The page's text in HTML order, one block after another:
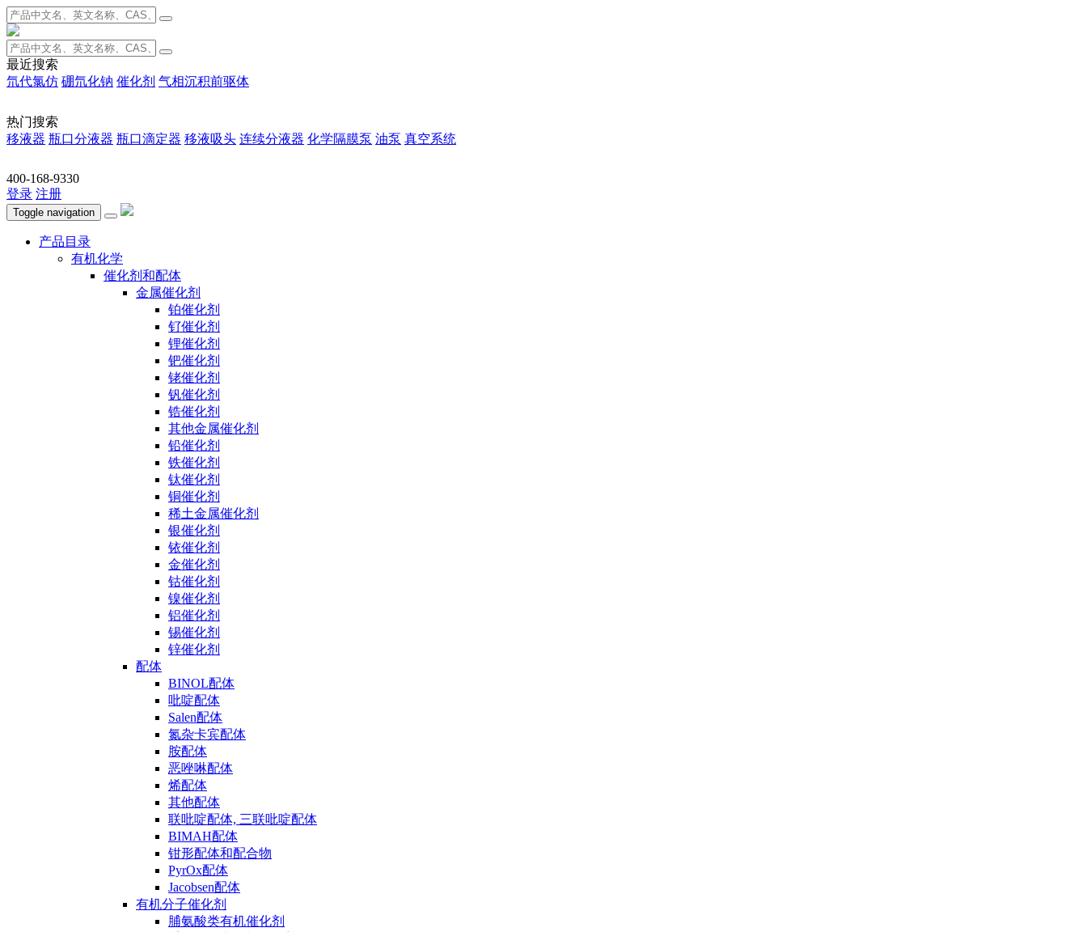
最近搜索
氘代氯仿 硼氘化钠 催化剂 气相沉积前驱体
热门搜索
移液器 瓶口分液器 瓶口滴定器 移液吸头 连续分液器 化学隔膜泵 油泵 真空系统
400-168-9330
登录 注册
Toggle navigation
产品目录
有机化学
催化剂和配体
金属催化剂
铂催化剂
钌催化剂
锂催化剂
钯催化剂
铑催化剂
钒催化剂
锆催化剂
其他金属催化剂
铅催化剂
铁催化剂
钛催化剂
铜催化剂
稀土金属催化剂
银催化剂
铱催化剂
金催化剂
钴催化剂
镍催化剂
铝催化剂
锡催化剂
锌催化剂
配体
BINOL配体
吡啶配体
Salen配体
氮杂卡宾配体
胺配体
恶唑啉配体
烯配体
其他配体
联吡啶配体, 三联吡啶配体
BIMAH配体
钳形配体和配合物
PyrOx配体
Jacobsen配体
有机分子催化剂
脯氨酸类有机催化剂